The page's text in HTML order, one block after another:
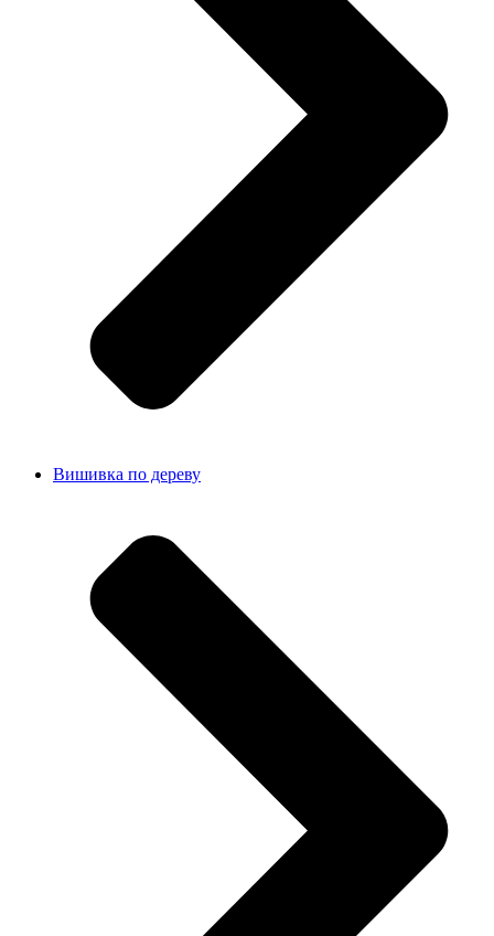
Вишивка по дереву